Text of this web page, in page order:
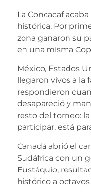
La Concacaf
histórica. Por
zona ganaron su
en una misma
México, Estados
llegaron vivos a la
respondieron
desapareció y
resto del torneo:
participar, está
Canadá abrió el
Sudáfrica con un
Eustáquio,
histórico a